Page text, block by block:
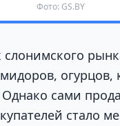
Фото: GS.BY
слонимского
огурцов,
Однако сами
стало